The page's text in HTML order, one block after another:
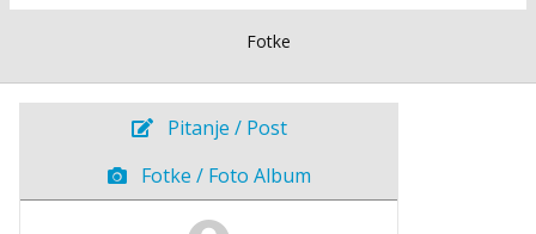
Fotke
Pitanje / Post
Fotke / Foto Album